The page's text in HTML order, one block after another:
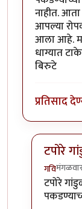
नाहीत.
आपल्या
आला आहे.
धाग्यात
बिरुटे
प्रतिसाद
टपोरे
गवि
In reply
टपोरे